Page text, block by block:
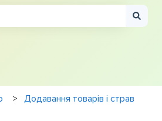
Додавання товарів і страв